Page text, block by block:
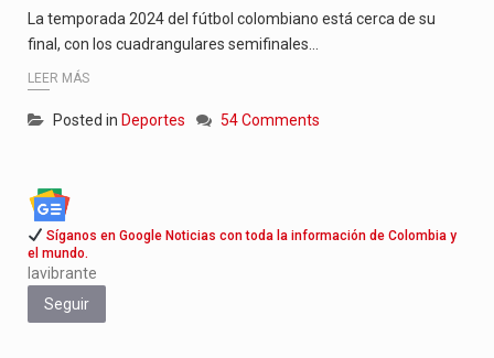
La temporada 2024 del fútbol colombiano está cerca de su
final, con los cuadrangulares semifinales…
LEER MÁS
Posted in Deportes 54 Comments
Síganos en Google Noticias con toda la información de Colombia y
el mundo.
lavibrante
Seguir